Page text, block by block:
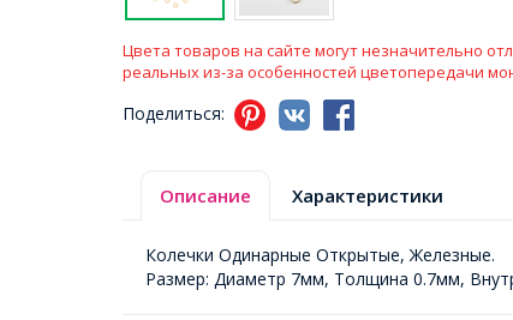
Цвета товаров на сайте могут незначительно
реальных из-за особенностей цветопередачи
Поделиться:
Описание Характеристики
Колечки Одинарные Открытые, Железные.
Размер: Диаметр 7мм, Толщина 0.7мм,